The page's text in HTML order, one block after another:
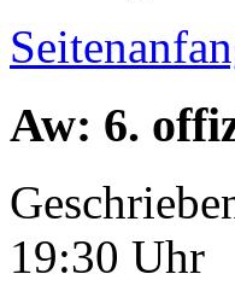
Aw: 6.
19:30 Uhr